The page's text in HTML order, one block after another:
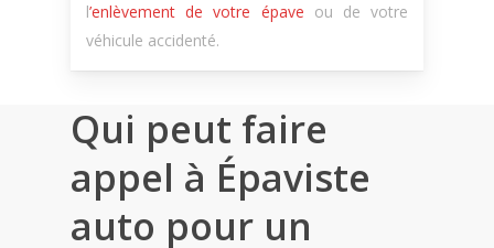
l’enlèvement de votre épave ou de votre
véhicule accidenté.
Qui peut faire
appel à Épaviste
auto pour un